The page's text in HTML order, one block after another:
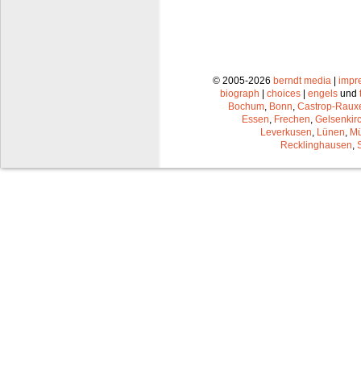
© 2005-2026 berndt media |
biograph | choices | engels und
Bochum Bonn Castrop-
Essen Frechen
Leverkusen Lünen
Recklinghausen